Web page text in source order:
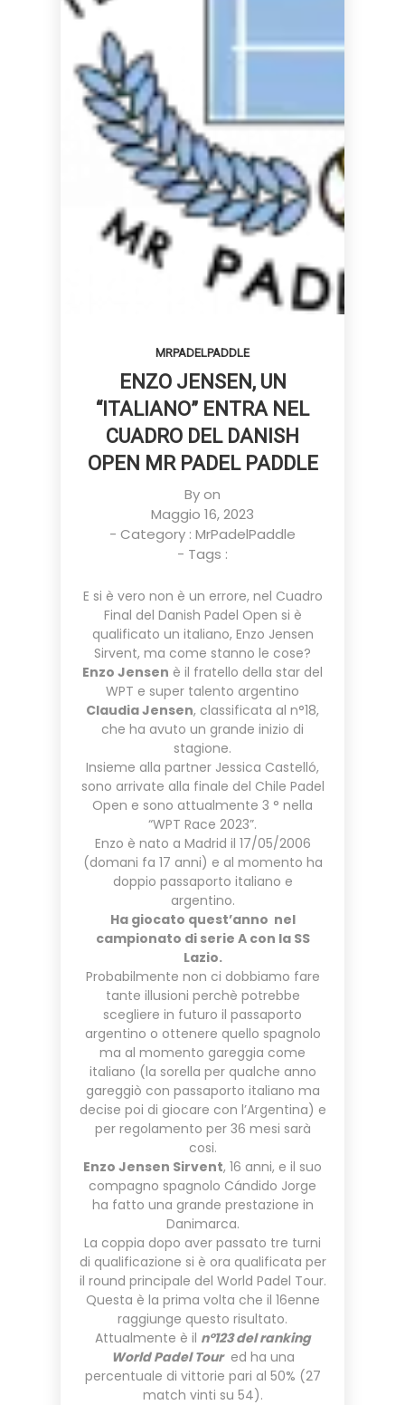
MRPADELPADDLE
ENZO JENSEN, UN
“ITALIANO” ENTRA NEL
CUADRO DEL DANISH
OPEN MR PADEL PADDLE
By on
Maggio 16, 2023
- Category : MrPadelPaddle
- Tags :
E si è vero non è un errore, nel Cuadro
Final del Danish Padel Open si è
qualificato un italiano, Enzo Jensen
Sirvent, ma come stanno le cose?
Enzo Jensen è il fratello della star del
WPT e super talento argentino
Claudia Jensen, classificata al n°18,
che ha avuto un grande inizio di
stagione.
Insieme alla partner Jessica Castelló,
sono arrivate alla finale del Chile Padel
Open e sono attualmente 3 ° nella
“WPT Race 2023”.
Enzo è nato a Madrid il 17/05/2006
(domani fa 17 anni) e al momento ha
doppio passaporto italiano e
argentino.
Ha giocato quest’anno nel
campionato di serie A con la SS
Lazio.
Probabilmente non ci dobbiamo fare
tante illusioni perchè potrebbe
scegliere in futuro il passaporto
argentino o ottenere quello spagnolo
ma al momento gareggia come
italiano (la sorella per qualche anno
gareggiò con passaporto italiano ma
decise poi di giocare con l’Argentina) e
per regolamento per 36 mesi sarà
cosi.
Enzo Jensen Sirvent, 16 anni, e il suo
compagno spagnolo Cándido Jorge
ha fatto una grande prestazione in
Danimarca.
La coppia dopo aver passato tre turni
di qualificazione si è ora qualificata per
il round principale del World Padel Tour.
Questa è la prima volta che il 16enne
raggiunge questo risultato.
Attualmente è il n°123 del ranking
World Padel Toured ha una
percentuale di vittorie pari al 50% (27
match vinti su 54).